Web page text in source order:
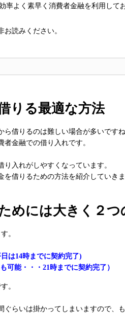
よく素早く消費者金融を利用して
読みください。
りる最適な方法
借りるのは難しい場合が多いですね
者金融での借り入れです。
入れがしやすくなっています。
借りるための方法を紹介していきま
めには大きく２
。
は14時までに契約完了)
可能・・・21時までに契約完了）
。
ぐらいは掛かってしまいますので